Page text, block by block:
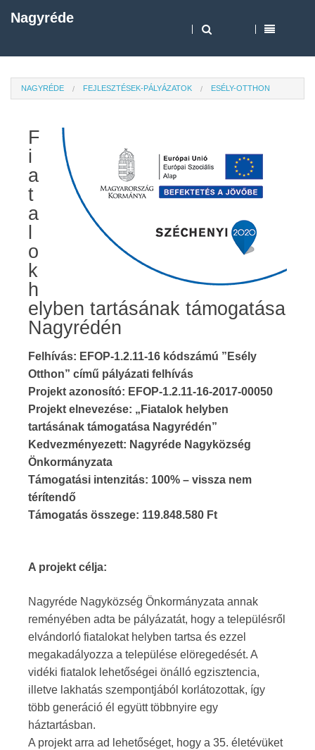
Nagyréde
NAGYRÉDE FEJLESZTÉSEK-PÁLYÁZATOK ESÉLY-OTTHON
F
i
a
t
a
l
o
k
h
elyben tartásának támogatása
Nagyrédén
Felhívás: EFOP-1.2.11-16 kódszámú ”Esély
Otthon” című pályázati felhívás
Projekt azonosító: EFOP-1.2.11-16-2017-00050
Projekt elnevezése: „Fiatalok helyben
tartásának támogatása Nagyrédén”
Kedvezményezett: Nagyréde Nagyközség
Önkormányzata
Támogatási intenzitás: 100% – vissza nem
térítendő
Támogatás összege: 119.848.580 Ft
A projekt célja:
Nagyréde Nagyközség Önkormányzata annak
reményében adta be pályázatát, hogy a településről
elvándorló fiatalokat helyben tartsa és ezzel
megakadályozza a települése elöregedését. A
vidéki fiatalok lehetőségei önálló egzisztencia,
illetve lakhatás szempontjából korlátozottak, így
több generáció él együtt többnyire egy
háztartásban.
A projekt arra ad lehetőséget, hogy a 35. életévüket